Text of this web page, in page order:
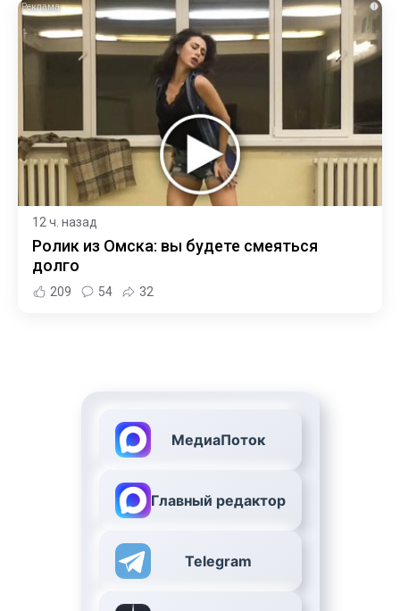
i
12 ч. назад
Ролик из Омска: вы будете смеяться
долго
209 54 32
МедиаПоток
Главный редактор
Telegram